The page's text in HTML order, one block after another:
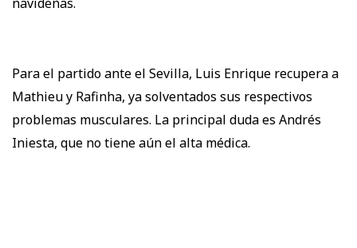
Para el partido ante el Sevilla, Luis Enrique recupera a
Mathieu y Rafinha, ya solventados sus respectivos
problemas musculares. La principal duda es Andrés
Iniesta, que no tiene aún el alta médica.